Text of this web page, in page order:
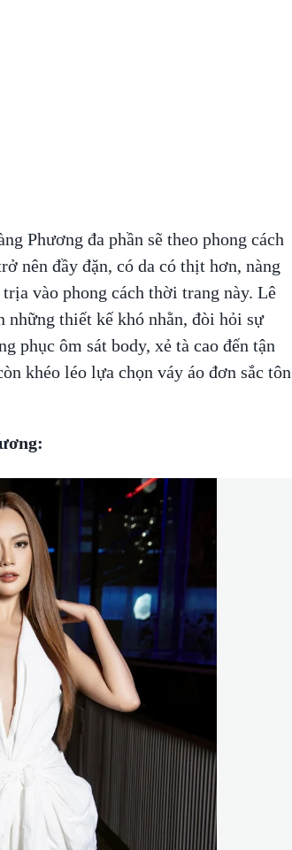
Phương đa phần sẽ theo phong cách
nên đầy đặn, có da có thịt hơn, nàng
vào phong cách thời trang này. Lê
những thiết kế khó nhằn, đòi hỏi sự
phục ôm sát body, xẻ tà cao đến tận
khéo léo lựa chọn váy áo đơn sắc tôn